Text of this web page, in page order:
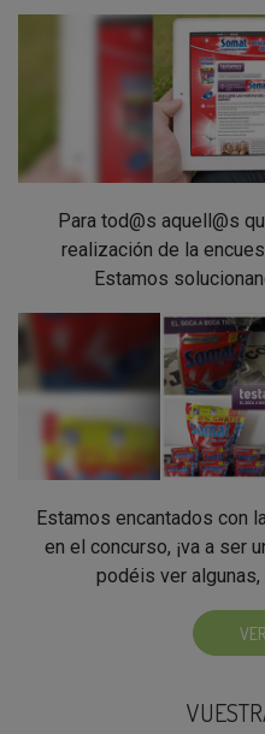
Para tod@s aquell@s
realización de la
Estamos
Estamos encantados con
en el concurso, ¡va a ser
podéis ver algunas,